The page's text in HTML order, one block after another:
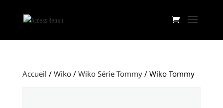
Accueil / Wiko/ Wiko Série Tommy/ Wiko Tommy